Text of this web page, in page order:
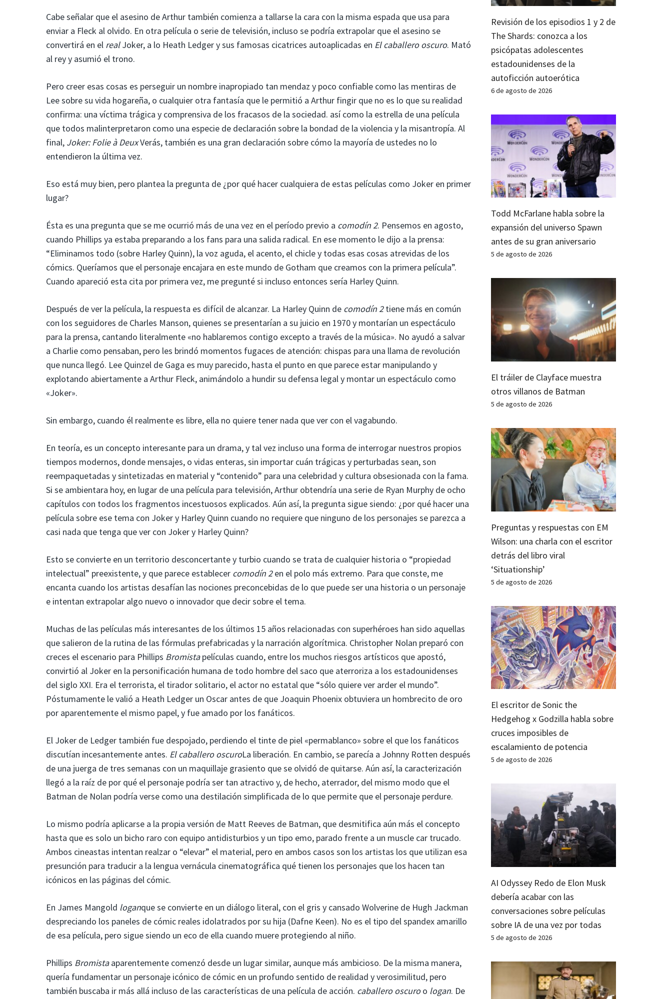
Cabe señalar que el asesino de Arthur también comienza a tallarse la cara con la misma espada que usa para
enviar a Fleck al olvido. En otra película o serie de televisión, incluso se podría extrapolar que el asesino se
convertirá en el realJoker, a lo Heath Ledger y sus famosas cicatrices autoaplicadas en El caballero oscuro. Mató
al rey y asumió el trono.
Pero creer esas cosas es perseguir un nombre inapropiado tan mendaz y poco confiable como las mentiras de
Lee sobre su vida hogareña, o cualquier otra fantasía que le permitió a Arthur fingir que no es lo que su realidad
confirma: una víctima trágica y comprensiva de los fracasos de la sociedad. así como la estrella de una película
que todos malinterpretaron como una especie de declaración sobre la bondad de la violencia y la misantropía. Al
final, Joker: Folie à DeuxVerás, también es una gran declaración sobre cómo la mayoría de ustedes no lo
entendieron la última vez.
Eso está muy bien, pero plantea la pregunta de ¿por qué hacer cualquiera de estas películas como Joker en primer
lugar?
Ésta es una pregunta que se me ocurrió más de una vez en el período previo a comodín 2. Pensemos en agosto,
cuando Phillips ya estaba preparando a los fans para una salida radical. En ese momento le dijo a la prensa:
“Eliminamos todo (sobre Harley Quinn), la voz aguda, el acento, el chicle y todas esas cosas atrevidas de los
cómics. Queríamos que el personaje encajara en este mundo de Gotham que creamos con la primera película”.
Cuando apareció esta cita por primera vez, me pregunté si incluso entonces sería Harley Quinn.
Después de ver la película, la respuesta es difícil de alcanzar. La Harley Quinn de comodín 2tiene más en común
con los seguidores de Charles Manson, quienes se presentarían a su juicio en 1970 y montarían un espectáculo
para la prensa, cantando literalmente «no hablaremos contigo excepto a través de la música». No ayudó a salvar
a Charlie como pensaban, pero les brindó momentos fugaces de atención: chispas para una llama de revolución
que nunca llegó. Lee Quinzel de Gaga es muy parecido, hasta el punto en que parece estar manipulando y
explotando abiertamente a Arthur Fleck, animándolo a hundir su defensa legal y montar un espectáculo como
«Joker».
Sin embargo, cuando él realmente es libre, ella no quiere tener nada que ver con el vagabundo.
En teoría, es un concepto interesante para un drama, y ​​tal vez incluso una forma de interrogar nuestros propios
tiempos modernos, donde mensajes, o vidas enteras, sin importar cuán trágicas y perturbadas sean, son
reempaquetadas y sintetizadas en material y “contenido” para una celebridad y cultura obsesionada con la fama.
Si se ambientara hoy, en lugar de una película para televisión, Arthur obtendría una serie de Ryan Murphy de ocho
capítulos con todos los fragmentos incestuosos explicados. Aún así, la pregunta sigue siendo: ¿por qué hacer una
película sobre ese tema con Joker y Harley Quinn cuando no requiere que ninguno de los personajes se parezca a
casi nada que tenga que ver con Joker y Harley Quinn?
Esto se convierte en un territorio desconcertante y turbio cuando se trata de cualquier historia o “propiedad
intelectual” preexistente, y que parece establecer comodín 2en el polo más extremo. Para que conste, me
encanta cuando los artistas desafían las nociones preconcebidas de lo que puede ser una historia o un personaje
e intentan extrapolar algo nuevo o innovador que decir sobre el tema.
Muchas de las películas más interesantes de los últimos 15 años relacionadas con superhéroes han sido aquellas
que salieron de la rutina de las fórmulas prefabricadas y la narración algorítmica. Christopher Nolan preparó con
creces el escenario para Phillips Bromistapelículas cuando, entre los muchos riesgos artísticos que apostó,
convirtió al Joker en la personificación humana de todo hombre del saco que aterroriza a los estadounidenses
del siglo XXI. Era el terrorista, el tirador solitario, el actor no estatal que “sólo quiere ver arder el mundo”.
Póstumamente le valió a Heath Ledger un Oscar antes de que Joaquin Phoenix obtuviera un hombrecito de oro
por aparentemente el mismo papel, y fue amado por los fanáticos.
El Joker de Ledger también fue despojado, perdiendo el tinte de piel «permablanco» sobre el que los fanáticos
discutían incesantemente antes. El caballero oscuroLa liberación. En cambio, se parecía a Johnny Rotten después
de una juerga de tres semanas con un maquillaje grasiento que se olvidó de quitarse. Aún así, la caracterización
llegó a la raíz de por qué el personaje podría ser tan atractivo y, de hecho, aterrador, del mismo modo que el
Batman de Nolan podría verse como una destilación simplificada de lo que permite que el personaje perdure.
Lo mismo podría aplicarse a la propia versión de Matt Reeves de Batman, que desmitifica aún más el concepto
hasta que es solo un bicho raro con equipo antidisturbios y un tipo emo, parado frente a un muscle car trucado.
Ambos cineastas intentan realzar o “elevar” el material, pero en ambos casos son los artistas los que utilizan esa
presunción para traducir a la lengua vernácula cinematográfica qué tienen los personajes que los hacen tan
icónicos en las páginas del cómic.
En James Mangold loganque se convierte en un diálogo literal, con el gris y cansado Wolverine de Hugh Jackman
despreciando los paneles de cómic reales idolatrados por su hija (Dafne Keen). No es el tipo del spandex amarillo
de esa película, pero sigue siendo un eco de ella cuando muere protegiendo al niño.
Phillips Bromistaaparentemente comenzó desde un lugar similar, aunque más ambicioso. De la misma manera,
quería fundamentar un personaje icónico de cómic en un profundo sentido de realidad y verosimilitud, pero
también buscaba ir más allá incluso de las características de una película de acción. caballero oscuroo logan. De
Revisión de los episodios 1 y 2 de
The Shards: conozca a los
psicópatas adolescentes
estadounidenses de la
autoficción autoerótica
6 de agosto de 2026
Todd McFarlane habla sobre la
expansión del universo Spawn
antes de su gran aniversario
5 de agosto de 2026
El tráiler de Clayface muestra
otros villanos de Batman
5 de agosto de 2026
Preguntas y respuestas con EM
Wilson: una charla con el escritor
detrás del libro viral
‘Situationship’
5 de agosto de 2026
El escritor de Sonic the
Hedgehog x Godzilla habla sobre
cruces imposibles de
escalamiento de potencia
5 de agosto de 2026
AI Odyssey Redo de Elon Musk
debería acabar con las
conversaciones sobre películas
sobre IA de una vez por todas
5 de agosto de 2026